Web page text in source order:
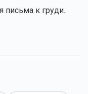
к груди.